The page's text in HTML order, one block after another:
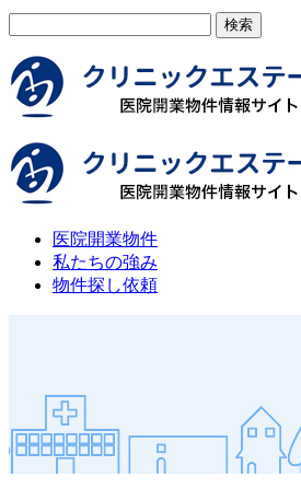
医院開業物件
私たちの強み
物件探し依頼